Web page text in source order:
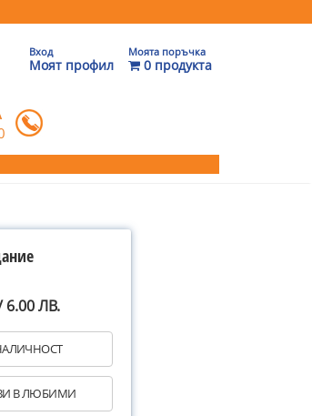
Вход
Моят профил
Моята поръчка
0 продукта
6.00 ЛВ.
В ЛЮБИМИ